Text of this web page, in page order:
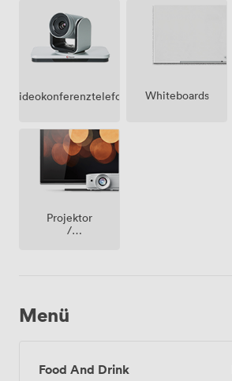
Videokonferenztelefon Whiteboards
Projektor
/
Menü
Food And Drink